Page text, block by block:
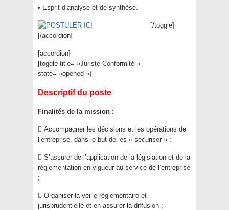
• Esprit d’analyse et de synthèse.
[/toggle]
[/accordion]
[accordion]
[toggle title= »Juriste Conformité »
state= »opened »]
Descriptif du poste
Finalités de la mission :
 Accompagner les décisions et les opérations de
l’entreprise, dans le but de les « sécuriser » ;
 S’assurer de l’application de la législation et de la
réglementation en vigueur au service de l’entreprise
;
 Organiser la veille règlementaire et
jurisprudentielle et en assurer la diffusion ;